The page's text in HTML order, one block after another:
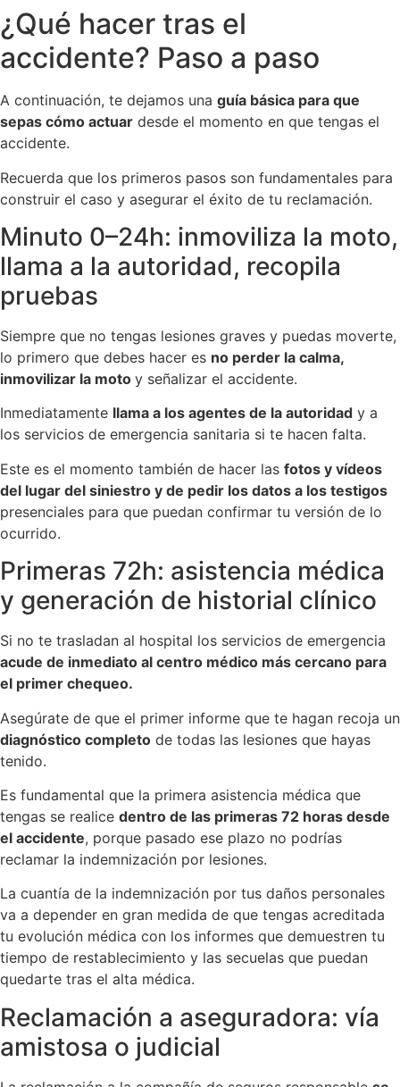
¿Qué hacer tras el
accidente? Paso a paso
A continuación, te dejamos una guía básica para que
sepas cómo actuar desde el momento en que tengas el
accidente.
Recuerda que los primeros pasos son fundamentales para
construir el caso y asegurar el éxito de tu reclamación.
Minuto 0–24h: inmoviliza la moto,
llama a la autoridad, recopila
pruebas
Siempre que no tengas lesiones graves y puedas moverte,
lo primero que debes hacer es no perder la calma,
inmovilizar la moto y señalizar el accidente.
Inmediatamente llama a los agentes de la autoridad y a
los servicios de emergencia sanitaria si te hacen falta.
Este es el momento también de hacer las fotos y vídeos
del lugar del siniestro y de pedir los datos a los testigos
presenciales para que puedan confirmar tu versión de lo
ocurrido.
Primeras 72h: asistencia médica
y generación de historial clínico
Si no te trasladan al hospital los servicios de emergencia
acude de inmediato al centro médico más cercano para
el primer chequeo.
Asegúrate de que el primer informe que te hagan recoja un
diagnóstico completo de todas las lesiones que hayas
tenido.
Es fundamental que la primera asistencia médica que
tengas se realice dentro de las primeras 72 horas desde
el accidente, porque pasado ese plazo no podrías
reclamar la indemnización por lesiones.
La cuantía de la indemnización por tus daños personales
va a depender en gran medida de que tengas acreditada
tu evolución médica con los informes que demuestren tu
tiempo de restablecimiento y las secuelas que puedan
quedarte tras el alta médica.
Reclamación a aseguradora: vía
amistosa o judicial